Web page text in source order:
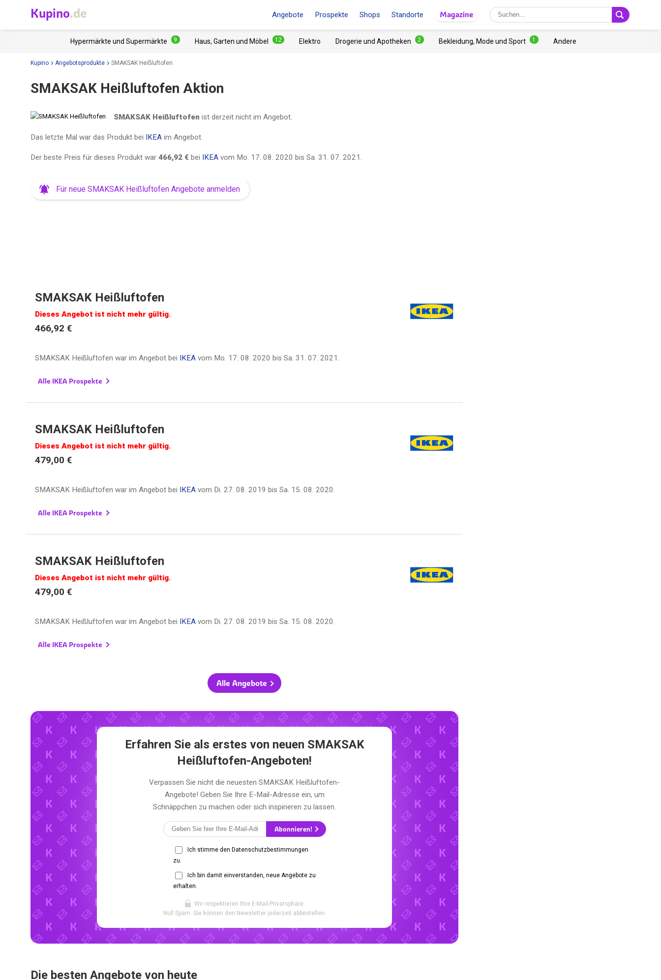
Kupino.de Angebote Prospekte Shops Standorte Magazine
Hypermärkte und Supermärkte 9 Haus, Garten und Möbel 12 Elektro Drogerie und Apotheken 2 Bekleidung, Mode und Sport 1 Andere
Kupino Angebotsprodukte SMAKSAK Heißluftofen
SMAKSAK Heißluftofen Aktion
SMAKSAK Heißluftofen ist derzeit nicht im Angebot.
Das letzte Mal war das Produkt bei IKEA im Angebot.
Der beste Preis für dieses Produkt war 466,92 € bei IKEA vom Mo. 17. 08. 2020 bis Sa. 31. 07. 2021 .
Für neue SMAKSAK Heißluftofen Angebote anmelden
SMAKSAK Heißluftofen
Dieses Angebot ist nicht mehr gültig.
466,92 €
SMAKSAK Heißluftofen war im Angebot bei IKEAvom Mo. 17. 08. 2020 bis Sa. 31. 07. 2021 .
Alle IKEA Prospekte
SMAKSAK Heißluftofen
Dieses Angebot ist nicht mehr gültig.
479,00 €
SMAKSAK Heißluftofen war im Angebot bei IKEAvom Di. 27. 08. 2019 bis Sa. 15. 08. 2020.
Alle IKEA Prospekte
SMAKSAK Heißluftofen
Dieses Angebot ist nicht mehr gültig.
479,00 €
SMAKSAK Heißluftofen war im Angebot bei IKEAvom Di. 27. 08. 2019 bis Sa. 15. 08. 2020.
Alle IKEA Prospekte
Alle Angebote
Erfahren Sie als erstes von neuen SMAKSAK
Heißluftofen-Angeboten!
Verpassen Sie nicht die neuesten SMAKSAK Heißluftofen-
Angebote! Geben Sie Ihre E-Mail-Adresse ein, um
Schnäppchen zu machen oder sich inspirieren zu lassen.
Abonnieren!
Ich stimme den Datenschutzbestimmungen
zu.
Ich bin damit einverstanden, neue Angebote zu
erhalten.
Wir respektieren Ihre E-Mail-Privatsphäre.
Null Spam. Sie können den Newsletter jederzeit abbestellen.
Die besten Angebote von heute